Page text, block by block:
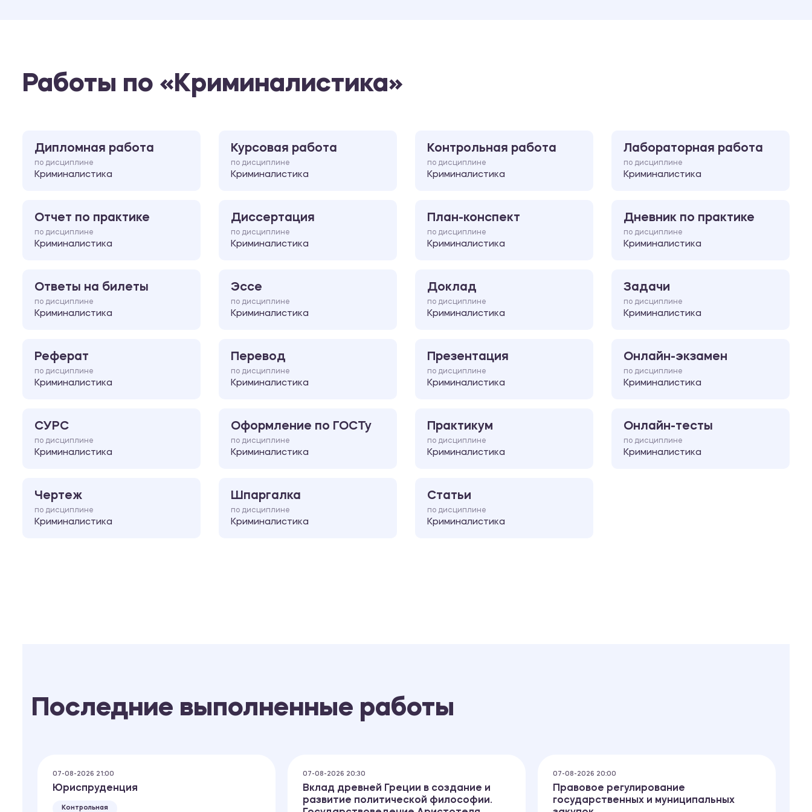
Работы по «Криминалистика»
Дипломная работа
по дисциплине
Криминалистика
Курсовая работа
по дисциплине
Криминалистика
Контрольная работа
по дисциплине
Криминалистика
Лабораторная работа
по дисциплине
Криминалистика
Отчет по практике
по дисциплине
Криминалистика
Диссертация
по дисциплине
Криминалистика
План-конспект
по дисциплине
Криминалистика
Дневник по практике
по дисциплине
Криминалистика
Ответы на билеты
по дисциплине
Криминалистика
Эссе
по дисциплине
Криминалистика
Доклад
по дисциплине
Криминалистика
Задачи
по дисциплине
Криминалистика
Реферат
по дисциплине
Криминалистика
Перевод
по дисциплине
Криминалистика
Презентация
по дисциплине
Криминалистика
Онлайн-экзамен
по дисциплине
Криминалистика
СУРС
по дисциплине
Криминалистика
Оформление по ГОСТу
по дисциплине
Криминалистика
Практикум
по дисциплине
Криминалистика
Онлайн-тесты
по дисциплине
Криминалистика
Чертеж
по дисциплине
Криминалистика
Шпаргалка
по дисциплине
Криминалистика
Статьи
по дисциплине
Криминалистика
Последние выполненные работы
07-08-2026 21:00
Юриспруденция
Контрольная
07-08-2026 20:30
Вклад древней Греции в создание и
развитие политической философии.
07-08-2026 20:00
Правовое регулирование
государственных и муниципальных